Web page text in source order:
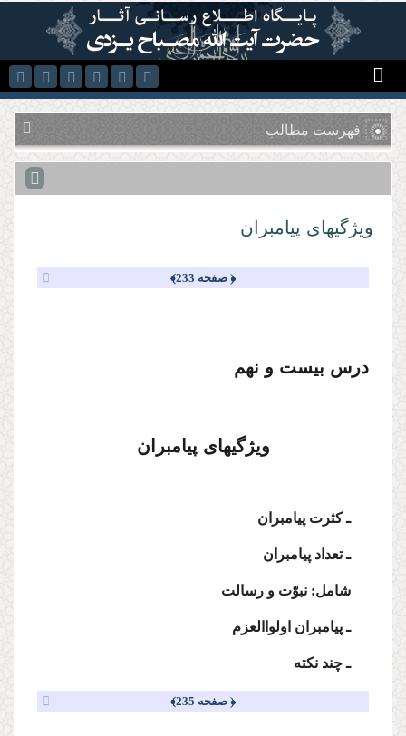
رفتن به محتوای اصلی
فهرست مطالب
ویژگیهاى پیامبران
﴿ صفحه 233﴾
درس بیست و نهم
ویژگیهاى پیامبران
ـ كثرت پیامبران
ـ تعداد پیامبران
شامل: نبوّت و رسالت
ـ پیامبران اولواالعزم
ـ چند نكته
﴿ صفحه 235﴾